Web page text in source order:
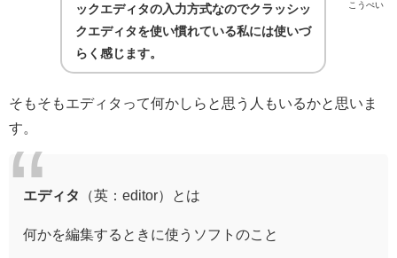
こうぺい
ックエディタの入力方式なのでクラッシッ
クエディタを使い慣れている私には使いづ
らく感じます。
そもそもエディタって何かしらと思う人もいるかと思いま
す。
エディタ （英：editor） とは
何かを編集するときに使うソフトのこと